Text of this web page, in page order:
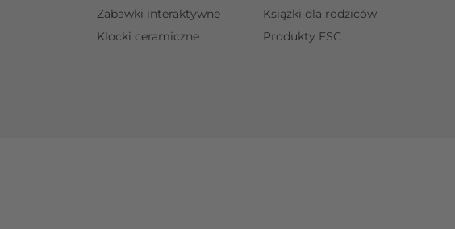
Zabawki interaktywne
Klocki ceramiczne
Książki dla rodziców
Produkty FSC